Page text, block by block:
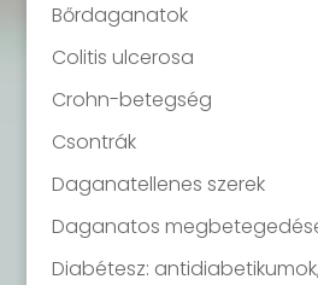
Bőrdaganatok
Colitis ulcerosa
Crohn-betegség
Csontrák
Daganatellenes szerek
Daganatos
Diabétesz: